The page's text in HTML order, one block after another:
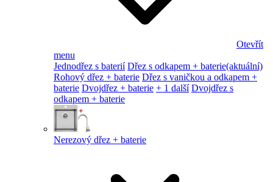
Otevřít
menu
Jednodřez s baterií Dřez s odkapem + baterie(aktuální)
Rohový dřez + baterie Dřez s vaničkou a odkapem +
baterie Dvojdřez + baterie + 1 další Dvojdřez s
odkapem + baterie
Nerezový dřez + baterie